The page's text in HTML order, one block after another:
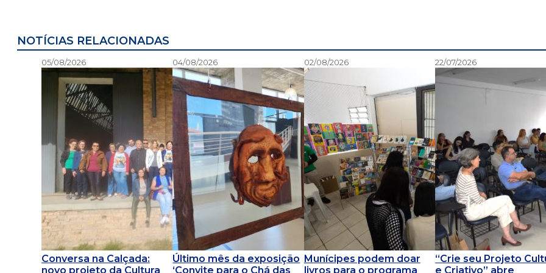
NOTÍCIAS RELACIONADAS
05/08/2026
Conversa na Calçada:
novo projeto da Cultura
04/08/2026
Último mês da exposição
‘Convite para o Chá das
02/08/2026
Munícipes podem doar
livros para o programa
22/07/2026
“Crie seu Projeto
e Criativo” abre